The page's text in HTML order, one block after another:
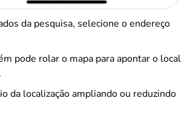
da pesquisa, selecione o endereço
pode rolar o mapa para apontar o local
da localização ampliando ou reduzindo